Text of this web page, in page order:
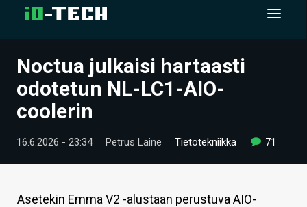
UUTISET
ARTIKKELIT
VIDEOT
TECHBBS
TIETOA
Noctua julkaisi hartaasti
odotetun NL-LC1-AIO-
coolerin
16.6.2026 - 23:34 Petrus Laine Tietotekniikka 71
Asetekin Emma V2 -alustaan perustuva AIO-